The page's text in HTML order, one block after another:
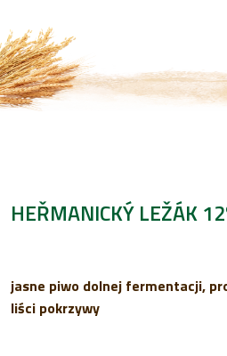
HEŘMANICKÝ LEŽÁK
jasne piwo dolnej fermentacji,
liści pokrzywy